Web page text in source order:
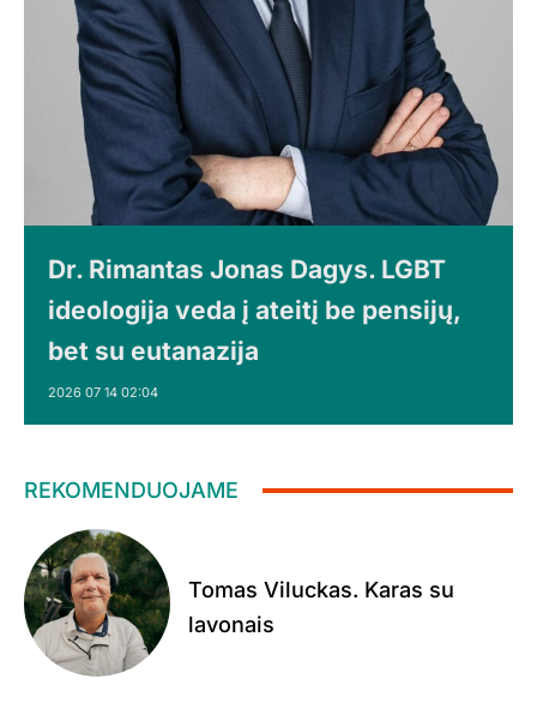
Dr. Rimantas Jonas Dagys. LGBT
ideologija veda į ateitį be pensijų,
bet su eutanazija
2026 07 14 02:04
REKOMENDUOJAME
Tomas Viluckas. Karas su
lavonais